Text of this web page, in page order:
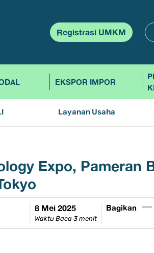
Registrasi UMKM
EKSPOR IMPOR
Layanan Usaha
Expo, Pameran
8 Mei 2025
Waktu Baca 3 menit
Bagikan